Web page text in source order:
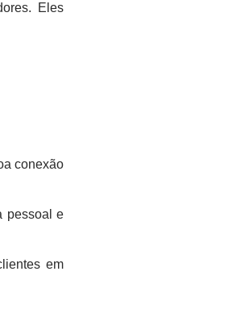
Eles
conexão
pessoal e
em